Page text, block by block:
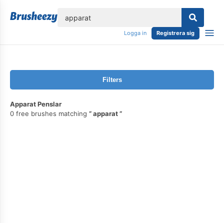
Logga in Registrera sig
Filters
Apparat Penslar
0 free brushes matching
apparat